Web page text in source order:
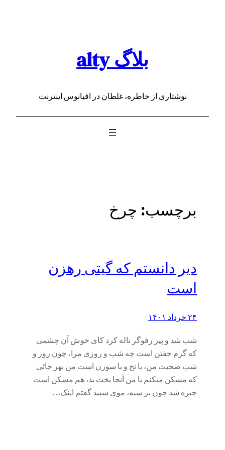
بلاگ alty
نوشتاری از خاطره، غلطان در اقیانوس اینترنت
برچسب: چرخ
دیر دانستم که گیتی رهزن
است
۲۴ خرداد ۱۴۰۱
شب شد و پیر رفوگر ناله کرد کای خوش آن چشمی
که گرم خفتن است چه شب و روزی مرا، چون روز و
شب صحبت من، با نخ و با سوزن است من بهر جائی
که مسکن میکنم با من آنجا بخت بد، هم مسکن است
چیره شد چون بر سیه، موی سپید گفتم اینک…